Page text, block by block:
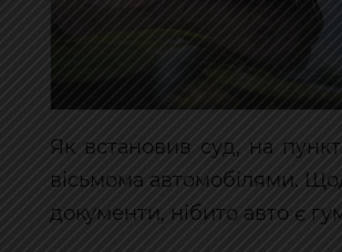
Як встановив суд, на
вісьмома автомобілями.
документи, нібито авто є